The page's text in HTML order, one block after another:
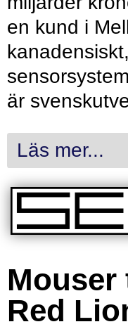
en kund i
är
Läs mer...
Mouser
Red